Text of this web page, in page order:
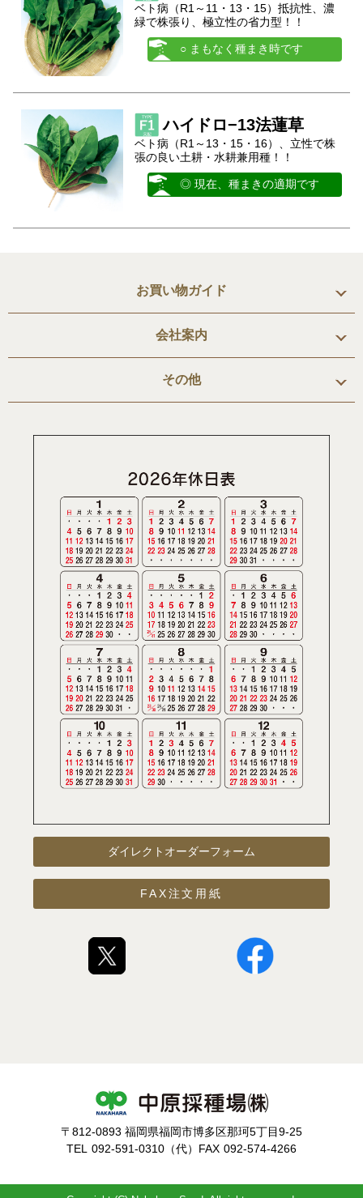
ベト病（R1～11・13・15）抵抗性、濃
緑で株張り、極立性の省力型！！
○ まもなく種まき時です
ハイドロ−13法蓮草
ベト病（R1～13・15・16）、立性で株
張の良い土耕・水耕兼用種！！
◎ 現在、種まきの適期です
お買い物ガイド
会社案内
その他
ダイレクトオーダーフォーム
FAX注文用紙
〒812-0893 福岡県福岡市博多区那珂5丁目9-25
TEL
092-591-0310（代） FAX 092-574-4266